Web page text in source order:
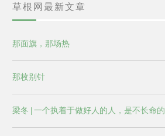
草根网最新文章
那面旗，那场热
那枚别针
梁冬 | 一个执着于做好人的人，是不长命的